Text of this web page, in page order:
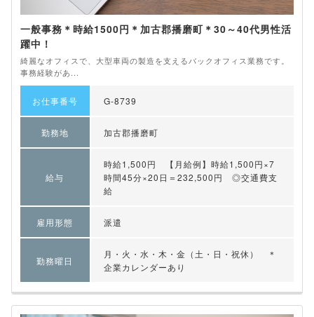
一般事務＊時給1500円＊加古郡播磨町＊30～40代男性活
躍中！
綺麗なオフィスで、大型車両の製造を支えるバックオフィス業務です。
事務経験があ...
お仕事番号 G-8739
勤務地 加古郡播磨町
給与
時給1,500円 【月給例】時給1,500円×7
時間45分×20日＝232,500円 ◎交通費支
給
雇用形態 派遣
勤務曜日
月・火・水・木・金（土・日・祝休） ＊
企業カレンダーあり